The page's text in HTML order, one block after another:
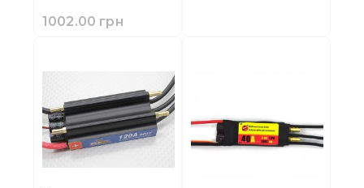
1002.00 грн